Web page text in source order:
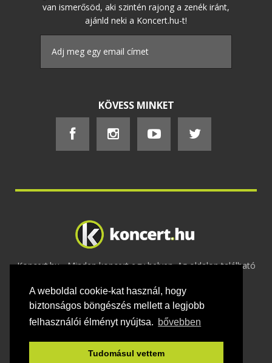
A weboldal cookie-kat használ, hogy
biztonságos böngészés mellett a legjobb
felhasználói élményt nyújtsa. bővebben
Tudomásul vettem
van ismerősöd, aki szintén rajong a zenék iránt,
ajánld neki a Koncert.hu-t!
KÖVESS MINKET
Koncert.hu - Minden koncert egy helyen. Az oldalon található
2020 Adatvédelem-ÁSZF-Felhasználási
feltételek-Webmaster- Kapcsolat és üzenet küldés